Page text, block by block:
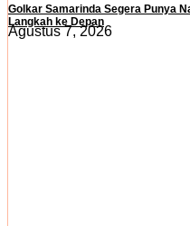
Golkar Samarinda Segera Punya
Langkah ke Depan
Agustus 7, 2026